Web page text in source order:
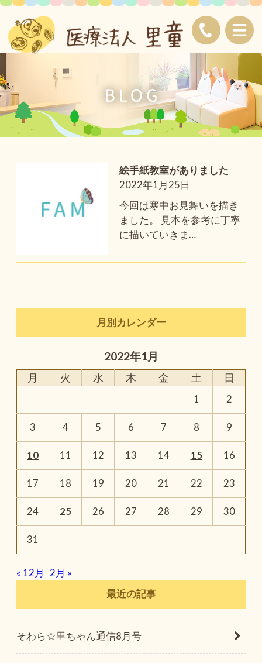
絵手紙教室がありました
2022年1月25日
今回は寒中お見舞いを描き
ました。 見本を参考に丁寧
に描いていきま…
月別カレンダー
2022年1月
月 火 水 木 金 土 日
1 2
3 4 5 6 7 8 9
10 11 12 13 14 15 16
17 18 19 20 21 22 23
24 25 26 27 28 29 30
31
« 12月
2月 »
最近の記事
そわら☆里ちゃん通信8月号